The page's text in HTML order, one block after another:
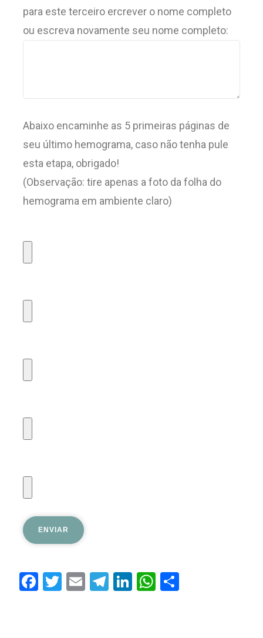
para este terceiro ercrever o nome completo
ou escreva novamente seu nome completo:
Abaixo encaminhe as 5 primeiras páginas de
seu último hemograma, caso não tenha pule
esta etapa, obrigado!
(Observação: tire apenas a foto da folha do
hemograma em ambiente claro)
Facebook
Twitter
EmailTelegram
LinkedIn
WhatsApp